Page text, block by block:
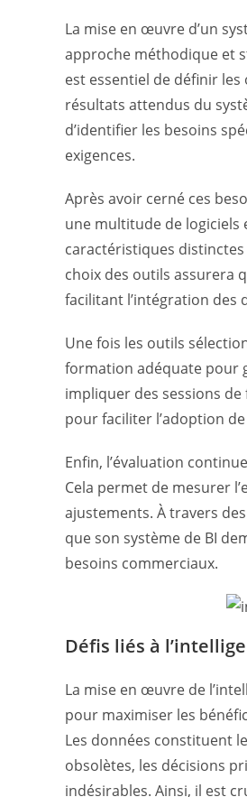
La mise en œuvre d’un
approche méthodique et
est essentiel de définir
résultats attendus du
d’identifier les besoins
exigences.
Après avoir cerné ces
une multitude de logiciels
caractéristiques
choix des outils assurera
facilitant l’intégration des
Une fois les outils
formation adéquate pour
impliquer des sessions
pour faciliter l’adoption
Enfin, l’évaluation
Cela permet de mesurer
ajustements. À travers
que son système de BI
besoins commerciaux.
Défis liés à
La mise en œuvre de
pour maximiser les
Les données constituent
obsolètes, les décisions
indésirables. Ainsi, il est